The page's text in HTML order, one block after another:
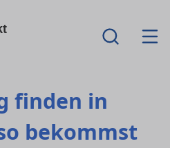
finden in
bekommst